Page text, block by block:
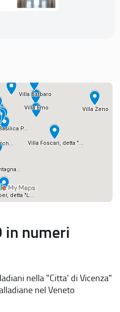
in numeri
nella "Citta' di Vicenza"
nel Veneto